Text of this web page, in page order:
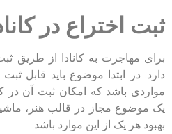
ثبت اختراع در
برای مهاجرت به کانادا از طریق
دارد. در ابتدا موضوع باید قابل
مواردی باشد که امکان ثبت آن در
یک موضوع مجاز در قالب هنر،
بهبود هر یک از این موارد باشد.